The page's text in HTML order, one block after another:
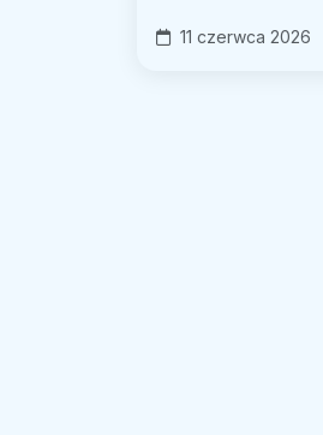
11 czerwca 2026